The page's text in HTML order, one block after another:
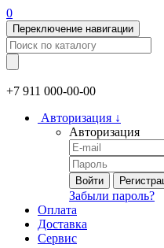
0
Переключение навигации
+7 911 000-00-00
Авторизация ↓
Авторизация
Войти
Забыли пароль?
Оплата
Доставка
Сервис